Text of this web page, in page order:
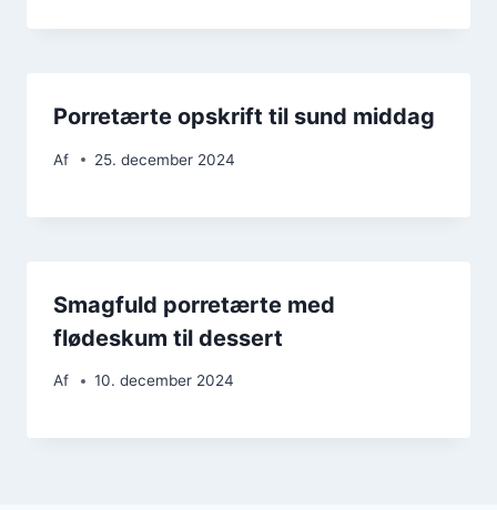
Porretærte opskrift til sund middag
Af 25. december 2024
Smagfuld porretærte med
flødeskum til dessert
Af 10. december 2024